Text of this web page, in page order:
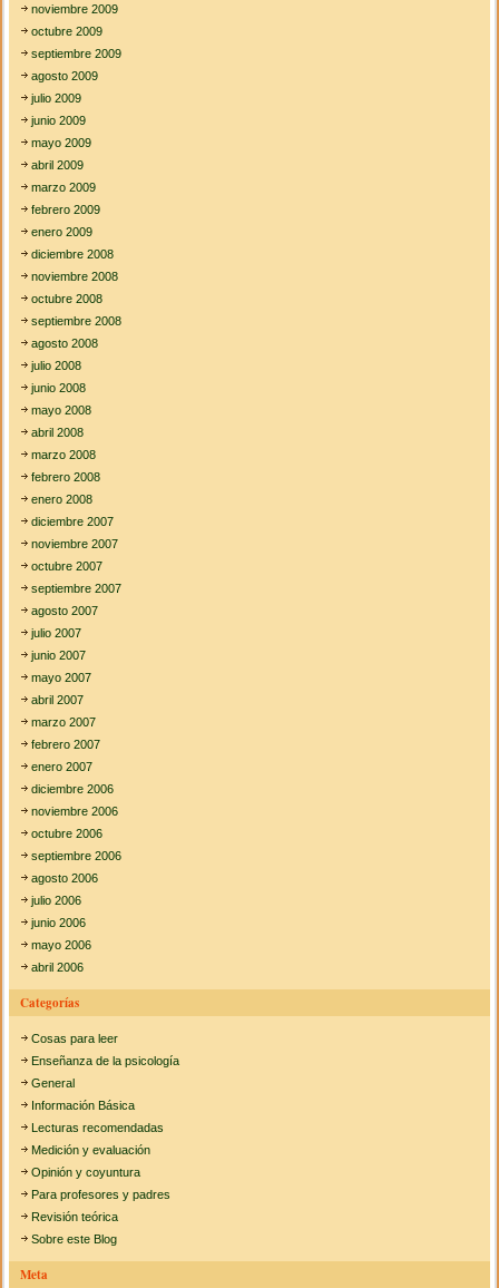
noviembre 2009
octubre 2009
septiembre 2009
agosto 2009
julio 2009
junio 2009
mayo 2009
abril 2009
marzo 2009
febrero 2009
enero 2009
diciembre 2008
noviembre 2008
octubre 2008
septiembre 2008
agosto 2008
julio 2008
junio 2008
mayo 2008
abril 2008
marzo 2008
febrero 2008
enero 2008
diciembre 2007
noviembre 2007
octubre 2007
septiembre 2007
agosto 2007
julio 2007
junio 2007
mayo 2007
abril 2007
marzo 2007
febrero 2007
enero 2007
diciembre 2006
noviembre 2006
octubre 2006
septiembre 2006
agosto 2006
julio 2006
junio 2006
mayo 2006
abril 2006
Categorías
Cosas para leer
Enseñanza de la psicología
General
Información Básica
Lecturas recomendadas
Medición y evaluación
Opinión y coyuntura
Para profesores y padres
Revisión teórica
Sobre este Blog
Meta